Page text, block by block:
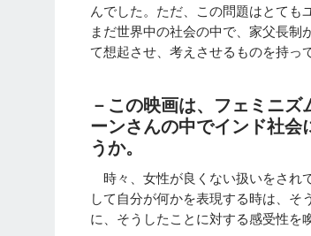
んでした。ただ、この問題はとても
まだ世界中の社会の中で、家父長
て想起させ、考えさせるものを持っ
－この映画は、フェミニ
ーンさんの中でインド社会
うか。
時々、女性が良くない扱いをされ
して自分が何かを表現する時は、そ
に、そうしたことに対する感受性を